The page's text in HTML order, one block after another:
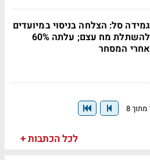
גמידה סל: הצלחה בניסוי במיועדים
להשתלת מח עצם; עלתה 60%
אחרי המסחר
לכל הכתבות +